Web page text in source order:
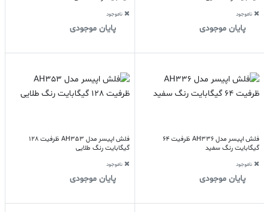
ناموجود
پایان موجودی
ناموجود
پایان موجودی
فلش اپیسر مدل AH336 ظرفیت 64
گیگابایت رنگ سفید
ناموجود
پایان موجودی
فلش اپیسر مدل AH353 ظرفیت 128
گیگابایت رنگ طلایی
ناموجود
پایان موجودی